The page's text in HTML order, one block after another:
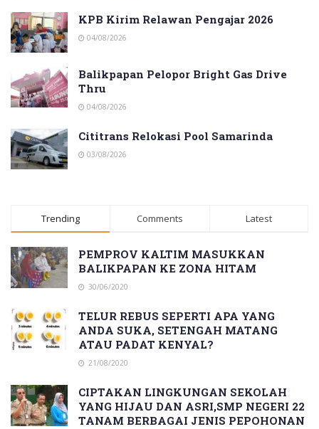
KPB Kirim Relawan Pengajar 2026
04/08/2026
Balikpapan Pelopor Bright Gas Drive
Thru
04/08/2026
Cititrans Relokasi Pool Samarinda
03/08/2026
Trending Comments Latest
PEMPROV KALTIM MASUKKAN
BALIKPAPAN KE ZONA HITAM
30/06/2020
TELUR REBUS SEPERTI APA YANG
ANDA SUKA, SETENGAH MATANG
ATAU PADAT KENYAL?
21/08/2020
CIPTAKAN LINGKUNGAN SEKOLAH
YANG HIJAU DAN ASRI,SMP NEGERI 22
TANAM BERBAGAI JENIS PEPOHONAN